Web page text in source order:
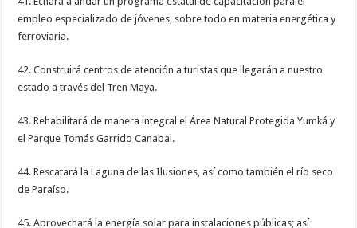
empleo especializado de jóvenes, sobre todo en materia energética y
ferroviaria.
42. Construirá centros de atención a turistas que llegarán a nuestro
estado a través del Tren Maya.
43. Rehabilitará de manera integral el Área Natural Protegida Yumká y
el Parque Tomás Garrido Canabal.
44. Rescatará la Laguna de las Ilusiones, así como también el río seco
de Paraíso.
45. Aprovechará la energía solar para instalaciones públicas; así